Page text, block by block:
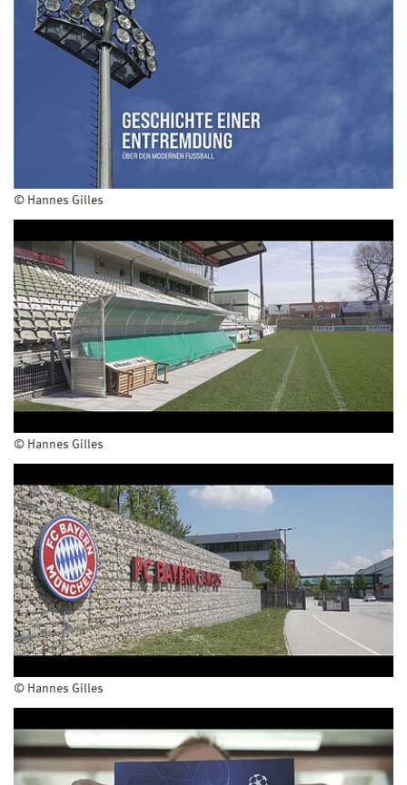
© Hannes Gilles
© Hannes Gilles
© Hannes Gilles